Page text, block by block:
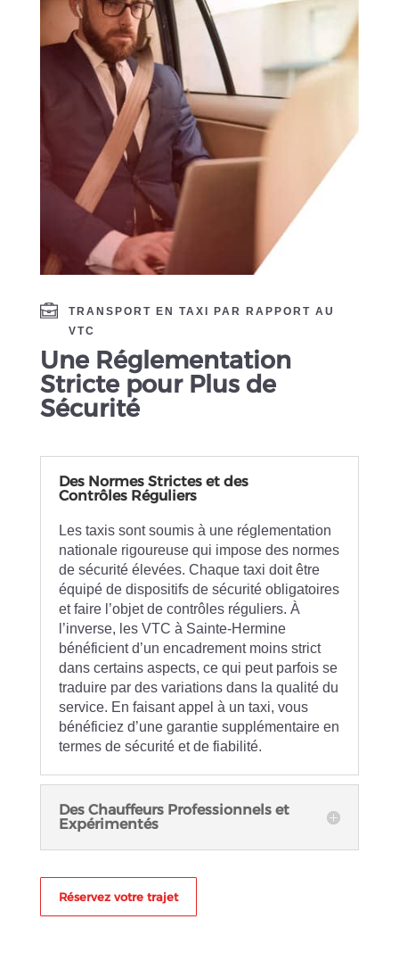
TRANSPORT EN TAXI PAR RAPPORT AU
VTC
Une Réglementation
Stricte pour Plus de
Sécurité
Des Normes Strictes et des
Contrôles Réguliers
Les taxis sont soumis à une réglementation
nationale rigoureuse qui impose des normes
de sécurité élevées. Chaque taxi doit être
équipé de dispositifs de sécurité obligatoires
et faire l’objet de contrôles réguliers. À
l’inverse, les VTC à Sainte-Hermine
bénéficient d’un encadrement moins strict
dans certains aspects, ce qui peut parfois se
traduire par des variations dans la qualité du
service. En faisant appel à un taxi, vous
bénéficiez d’une garantie supplémentaire en
termes de sécurité et de fiabilité.
Des Chauffeurs Professionnels et
Expérimentés
Réservez votre trajet